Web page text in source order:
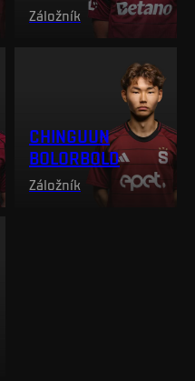
Záložník
CHINGUUN
BOLORBOLD
Záložník